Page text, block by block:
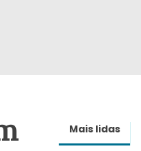
Mais lidas